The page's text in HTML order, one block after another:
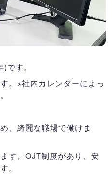
す。
。※社内カレンダーによっ
、綺麗な職場で働けま
す。OJT制度があり、安
。